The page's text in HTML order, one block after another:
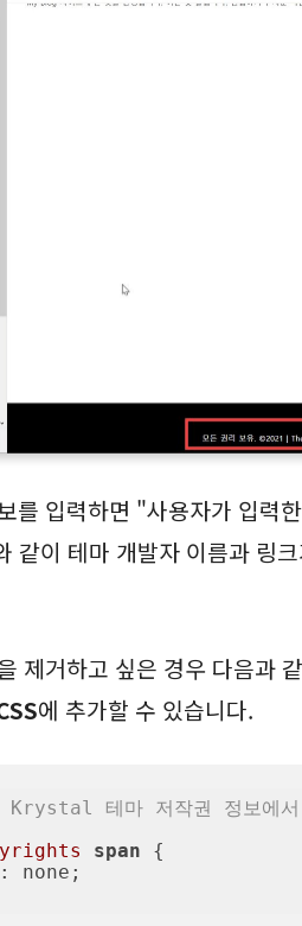
를 입력하면 "사용자가 입
이 테마 개발자 이름과 링
제거하고 싶은 경우 다음과
에 추가할 수 있습니다.
Krystal 테마 저작권 정보에서
span {
: none;